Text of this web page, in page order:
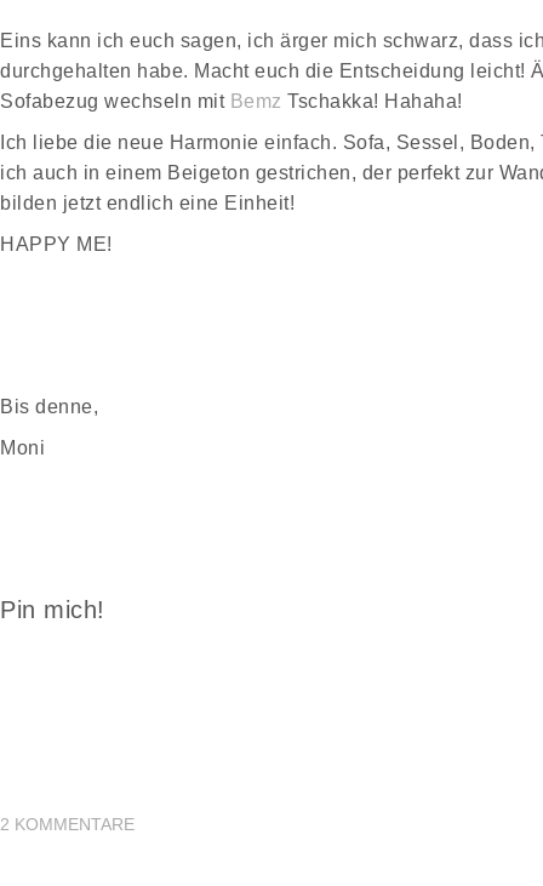
Eins kann ich euch sagen, ich ärger mich schwarz, dass
durchgehalten habe. Macht euch die Entscheidung leicht!
Sofabezug wechseln mit Bemz Tschakka! Hahaha!
Ich liebe die neue Harmonie einfach. Sofa, Sessel,
ich auch in einem Beigeton gestrichen, der perfekt zur
bilden jetzt endlich eine Einheit!
HAPPY ME!
Bis denne,
Moni
Pin mich!
2 KOMMENTARE